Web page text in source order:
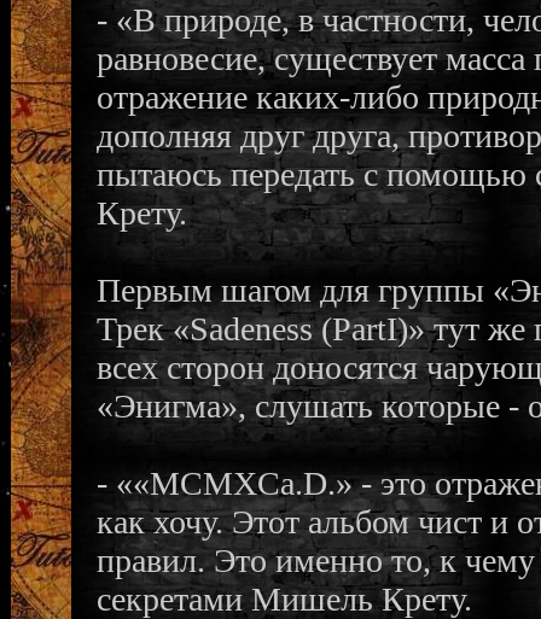
- «В природе, в частности,
равновесие, существует
отражение каких-либо
дополняя друг друга,
пытаюсь передать с
Крету.
Первым шагом для группы
Трек «Sadeness (PartI)» тут
всех сторон доносятся
«Энигма», слушать которые -
- ««MCMXCa.D.» - это
как хочу. Этот альбом чист и
правил. Это именно то, к
секретами Мишель Крету.